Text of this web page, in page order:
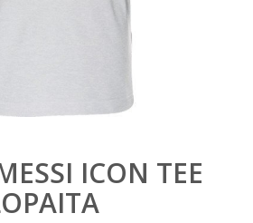
ICON TEE